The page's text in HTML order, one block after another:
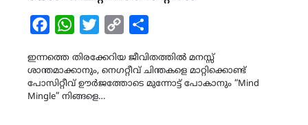
FacebookWhatsAppTwitterCopy
ഇന്നത്തെ തിരക്കേറിയ ജീവിതത്തിൽ മനസ്സ്
ശാന്തമാക്കാനും, നെഗറ്റീവ് ചിന്തകളെ മാറ്റിക്കൊണ്ട്
പോസിറ്റീവ് ഊർജത്തോടെ മുന്നോട്ട് പോകാനും “Mind
Mingle” നിങ്ങളെ…